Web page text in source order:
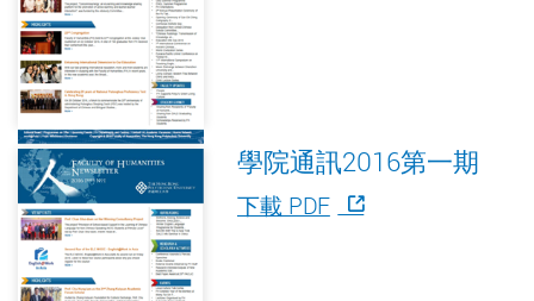
學院通訊2016第一期
下載 PDF